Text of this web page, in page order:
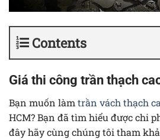
Contents
Giá thi công trần thạch
Bạn muốn làm trần vách thạch
HCM? Bạn đã tìm hiểu được chi
đây hãy cùng chúng tôi tham